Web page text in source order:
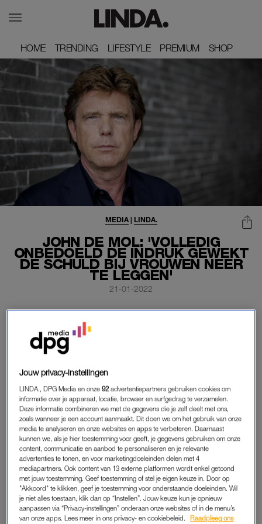
HOME
HOME TRENDING
TRENDING LIFESTYLE
LIFESTYLE PREMIUM
PREMIUM SHOP
SHOP
JOHN DE MOL: 'VOLLEDIG
ONBEDOELD DE INDRUK GEWEKT
DE SCHULD BIJ VROUWEN NEER
TE LEGGEN'
MEDIA| LINDA.
21-01-2022
is ontstaan nazijn optreden in ‘BOOS’
zich ‘rot geschrokken van alle reacties’.
‘Ik snapte werkelijk niet waarom vrouwen boos zijn over mijn
grensoverschrijdend gedrag’, zo laat De Mol weten.
‘Vanmorgen werd ik nog eens extra geraakt door een
advertentie in de krant. Direct daarna ben ik in gesprek
gegaan met een aantal vrouwen uit het bedrijf, die achter deze
advertentie staan, om deze boosheid en teleurstelling te
begrijpen.’
‘Ik heb vooral geluisterd en begrijp nu dat, in tegenstelling tot
mijn goede intentie, ik voorbij gegaan ben aan het feit dat ik
daarmee volledig onbedoeld de indruk heb gewekt de schuld
Jouw privacy-instellingen
LINDA., DPG Media en onze92 advertentiepartners gebruiken cookies om
informatie over je apparaat, locatie, browser en surfgedrag te verzamelen.
Deze informatie combineren we met de gegevens die je zelf deelt met ons,
zoals wanneer je een account aanmaakt. Dit doen we om het gebruik van onze
media te analyseren en onze websites en apps te verbeteren. Daarnaast
kunnen we, als je hier toestemming voor geeft, je gegevens gebruiken om onze
content, communicatie en aanbod te personaliseren en je relevante
advertenties te tonen, en voor marketingdoeleinden delen met 4
mediapartners. Ook content van 13 externe platformen wordt enkel getoond
met jouw toestemming. Geef toestemming of stel je eigen keuze in. Door op
"Akkoord" te klikken, geef je toestemming voor onderstaande doeleinden. Wil
je niet alles toestaan, klik dan op “Instellen”. Jouw keuze kun je opnieuw
aanpassen via “Privacy-instellingen” onderaan onze websites of in de menu’s
van onze apps. Lees meer in ons privacy- en cookiebeleid.
Raadpleeg ons